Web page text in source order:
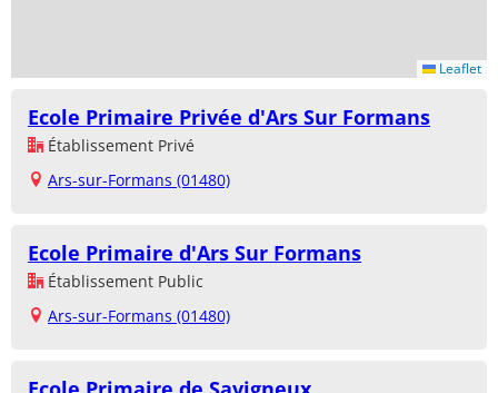
Leaflet
Ecole Primaire Privée d'Ars Sur Formans
Établissement Privé
Ars-sur-Formans (01480)
Ecole Primaire d'Ars Sur Formans
Établissement Public
Ars-sur-Formans (01480)